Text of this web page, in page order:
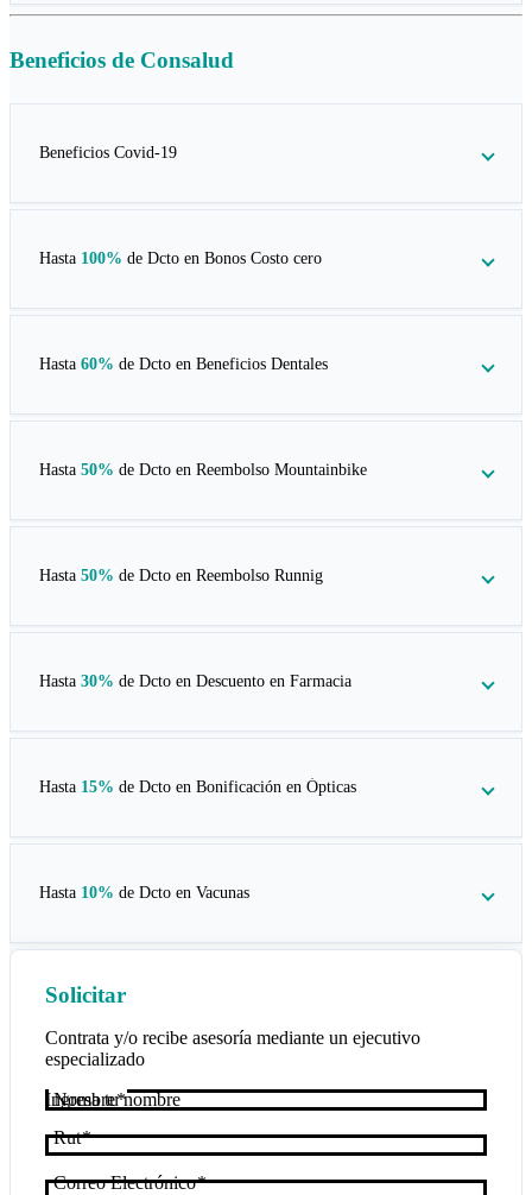
Beneficios de Consalud
Beneficios Covid-19
Hasta 100% de Dcto en Bonos Costo cero
Hasta 60% de Dcto en Beneficios Dentales
Hasta 50% de Dcto en Reembolso Mountainbike
Hasta 50% de Dcto en Reembolso Runnig
Hasta 30% de Dcto en Descuento en Farmacia
Hasta 15% de Dcto en Bonificación en Ópticas
Hasta 10% de Dcto en Vacunas
Solicitar
Contrata y/o recibe asesoría mediante un ejecutivo
especializado
Nombre
Rut
Correo Electrónico